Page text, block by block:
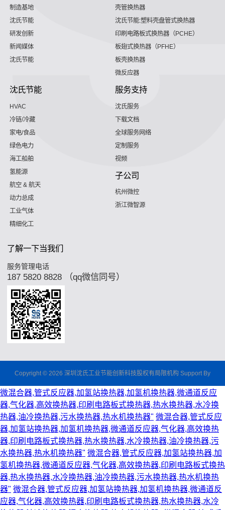
制造基地
沈氏节能
研发创新
新闻媒体
沈氏节能
壳管换热器
沈氏节能:塑料壳盘管式换热器
印刷电路板式换热器（PCHE）
板翅式换热器（PFHE）
板壳换热器
微反应器
沈氏节能
HVAC
冷链/冷藏
家电/食品
绿色电力
海工船舶
氢能源
航空 & 航天
动力总成
工业气体
精细化工
服务支持
沈氏服务
下载文档
全球服务网络
定制服务
视频
子公司
杭州微控
浙江微智源
了解一下当我们
服务管理电话
187 5820 8828 （qq微信同号）
Copyright © 2026 深圳沈氏工业节能创新科技股权有局限机构 Support By
微混合器,管式反应器,加氢站换热器,加氢机换热器,微通道反应
器,气化器,高效换热器,印刷电路板式换热器,热水换热器,水冷换
热器,油冷换热器,污水换热器,热水机换热器" 微混合器,管式反应
器,加氢站换热器,加氢机换热器,微通道反应器,气化器,高效换热
器,印刷电路板式换热器,热水换热器,水冷换热器,油冷换热器,污
水换热器,热水机换热器" 微混合器,管式反应器,加氢站换热器,加
氢机换热器,微通道反应器,气化器,高效换热器,印刷电路板式换热
器,热水换热器,水冷换热器,油冷换热器,污水换热器,热水机换热
器" 微混合器,管式反应器,加氢站换热器,加氢机换热器,微通道反
应器,气化器,高效换热器,印刷电路板式换热器,热水换热器,水冷